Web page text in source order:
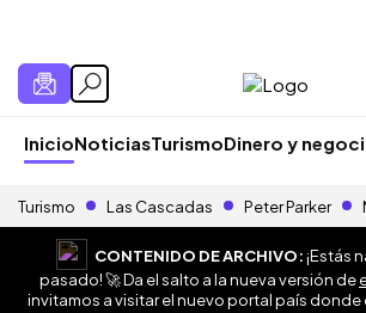
InicioNoticiasTurismoDinero y
Turismo Las Cascadas Peter Parker
CONTENIDO DE ARCHIVO:¡Estás
pasado! 🚀 Da el salto a la nueva versión de
invitamos a visitar el nuevo portal país